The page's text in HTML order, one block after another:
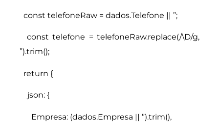
const telefoneRaw = dados.Telefone || ”;
const telefone = telefoneRaw.replace(/\D/g,
”).trim();
return {
json: {
Empresa: (dados.Empresa || ”).trim(),